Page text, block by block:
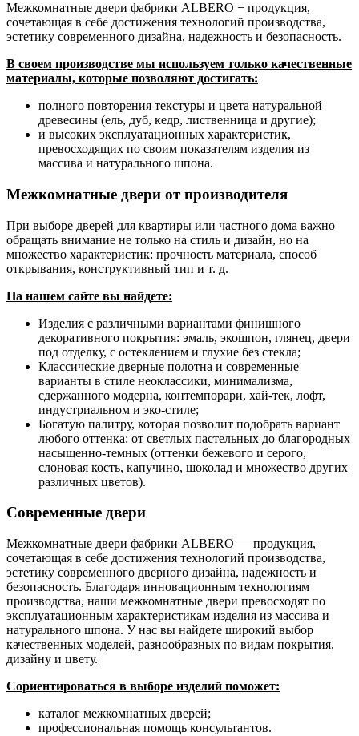
Межкомнатные двери фабрики ALBERO − продукция,
сочетающая в себе достижения технологий производства,
эстетику современного дизайна, надежность и безопасность.
В своем производстве мы используем только качественные
материалы, которые позволяют достигать:
полного повторения текстуры и цвета натуральной
древесины (ель, дуб, кедр, лиственница и другие);
и высоких эксплуатационных характеристик,
превосходящих по своим показателям изделия из
массива и натурального шпона.
Межкомнатные двери от производителя
При выборе дверей для квартиры или частного дома важно
обращать внимание не только на стиль и дизайн, но на
множество характеристик: прочность материала, способ
открывания, конструктивный тип и т. д.
На нашем сайте вы найдете:
Изделия с различными вариантами финишного
декоративного покрытия: эмаль, экошпон, глянец, двери
под отделку, с остеклением и глухие без стекла;
Классические дверные полотна и современные
варианты в стиле неоклассики, минимализма,
сдержанного модерна, контемпорари, хай-тек, лофт,
индустриальном и эко-стиле;
Богатую палитру, которая позволит подобрать вариант
любого оттенка: от светлых пастельных до благородных
насыщенно-темных (оттенки бежевого и серого,
слоновая кость, капучино, шоколад и множество других
различных цветов).
Современные двери
Межкомнатные двери фабрики ALBERO — продукция,
сочетающая в себе достижения технологий производства,
эстетику современного дверного дизайна, надежность и
безопасность. Благодаря инновационным технологиям
производства, наши межкомнатные двери превосходят по
эксплуатационным характеристикам изделия из массива и
натурального шпона. У нас вы найдете широкий выбор
качественных моделей, разнообразных по видам покрытия,
дизайну и цвету.
Сориентироваться в выборе изделий поможет:
каталог межкомнатных дверей;
профессиональная помощь консультантов.